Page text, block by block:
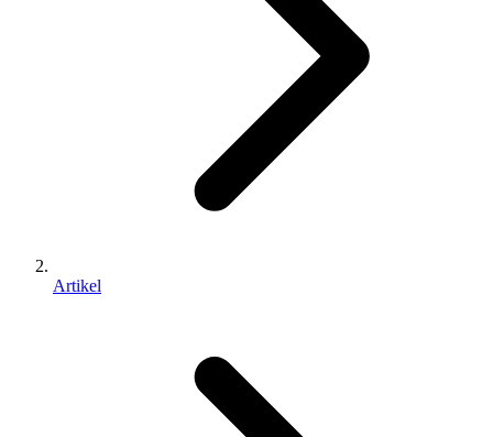
Artikel